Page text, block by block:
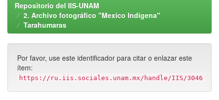
Repositorio del IIS-UNAM
2. Archivo fotográfico "Mexico Indigena"
Tarahumaras
Por favor, use este identificador para citar o enlazar este
ítem:
https://ru.iis.sociales.unam.mx/handle/IIS/3046